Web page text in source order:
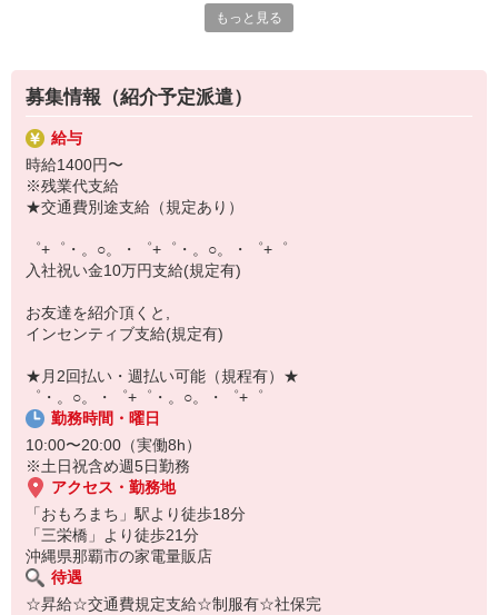
スマホの裏ワザを学べるチャンス♪
￣￣￣￣￣￣￣￣￣￣￣
▼オフィスワーク
事務、経理、データ入力、コールセンター、受付
▼工場・製造・軽作業系
機械/食品製造・梱包・仕分け・加工・組立・検査
▼美容系
眉毛サロンのアイブロウ・ネイリスト・エステ
▼営業・販売
法人営業・アパレル販売・個別指導塾・人材紹介
▼人気案件も多数♪
短期・期間限定・オープニング・官公庁案件
上場/優良/大手企業など
【スマホ面接実施中】
￣￣￣￣￣￣￣￣￣
自宅に居ながらスマホでカンタン面接OK！
オンライン面談なのでスピード対応。
満足度◎
■携帯やインターネット販売業務
docomo(ドコモ)/au(エーユー)・KDDI/softbank(ソフトバンク)など
の大手キャリアから
ワイモバイル(Y!mobille)、楽天モバイル、UQなど格安スマホまで幅
広く紹介可能♪
もっと見る
募集情報（紹介予定派遣）
給与
時給1400円〜
※残業代支給
★交通費別途支給（規定あり）
゜+゜・。○。・゜+゜・。○。・゜+゜
入社祝い金10万円支給(規定有)
お友達を紹介頂くと,
インセンティブ支給(規定有)
★月2回払い・週払い可能（規程有）★
゜・。○。・゜+゜・。○。・゜+゜
勤務時間・曜日
10:00〜20:00（実働8h）
※土日祝含め週5日勤務
アクセス・勤務地
「おもろまち」駅より徒歩18分
「三栄橋」より徒歩21分
沖縄県那覇市の家電量販店
待遇
☆昇給☆交通費規定支給☆制服有☆社保完